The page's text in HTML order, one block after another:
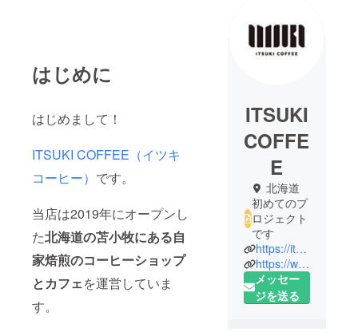
はじめに
はじめまして！
ITSUKI COFFEE（イツキ
コーヒー） です。
当店は2019年にオープンし
た北海道の苫小牧にある自
家焙煎のコーヒーショップ
とカフェを運営していま
す。
ITSUKI
COFFE
E
北海道
初めてのプ
ロジェクト
です
https://itsukicoffee.com/
https://www.instagram.com/_itsuki_coffee/
メッセー
ジを送る